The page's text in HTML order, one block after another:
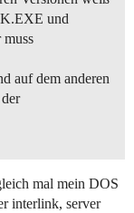
und
auf dem anderen
mal mein DOS
interlink, server